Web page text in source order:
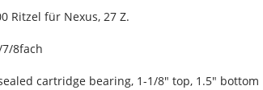
Ritzel für Nexus, 27 Z.
7/8fach
cartridge bearing, 1-1/8" top, 1.5" bottom